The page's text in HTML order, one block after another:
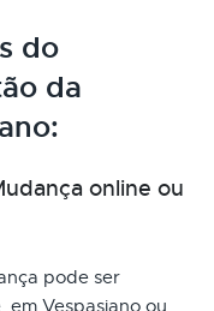
do
da
online ou
pode ser
em Vespasiano ou